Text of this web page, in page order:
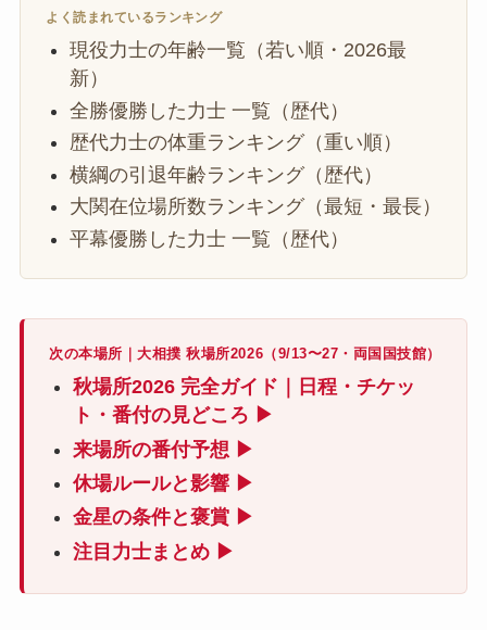
よく読まれているランキング
現役力士の年齢一覧（若い順・2026最
新）
全勝優勝した力士 一覧（歴代）
歴代力士の体重ランキング（重い順）
横綱の引退年齢ランキング（歴代）
大関在位場所数ランキング（最短・最長）
平幕優勝した力士 一覧（歴代）
次の本場所｜大相撲 秋場所2026（9/13〜27・両国国技館）
秋場所2026 完全ガイド｜日程・チケッ
ト・番付の見どころ ▶
来場所の番付予想 ▶
休場ルールと影響 ▶
金星の条件と褒賞 ▶
注目力士まとめ ▶